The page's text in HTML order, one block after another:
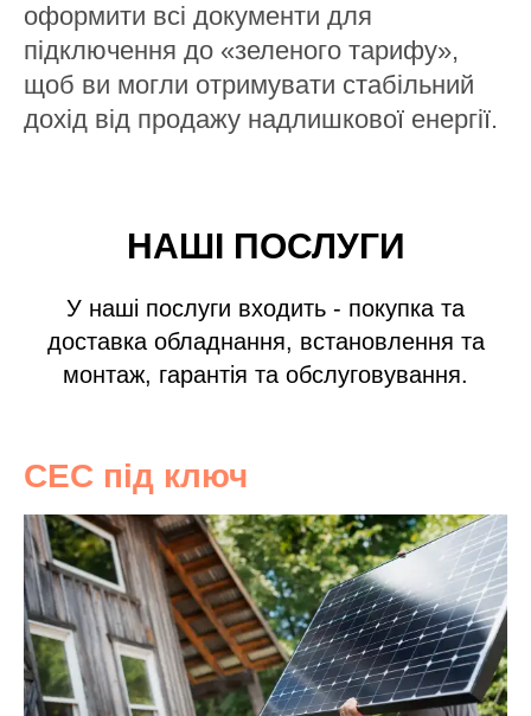
оформити всі документи для
підключення до «зеленого тарифу»,
щоб ви могли отримувати стабільний
дохід від продажу надлишкової енергії.
НАШІ ПОСЛУГИ
У наші послуги входить - покупка та
доставка обладнання, встановлення та
монтаж, гарантія та обслуговування.
СЕС під ключ